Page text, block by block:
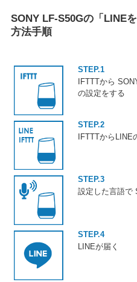
SONY LF-S50Gの「LINE
方法手順
STEP.1
IFTTTから
の設定をする
STEP.2
IFTTTからLINE
STEP.3
設定した言語で
STEP.4
LINEが届く